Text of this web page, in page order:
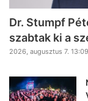
Dr. Stumpf
szabtak ki a
2026, augusztus 7. 13:09